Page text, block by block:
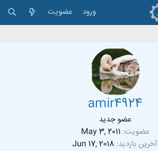
ورود عضویت
amir4924
عضو جدید
عضویت May 3, 2011
آخرین بازدید Jun 17, 2018